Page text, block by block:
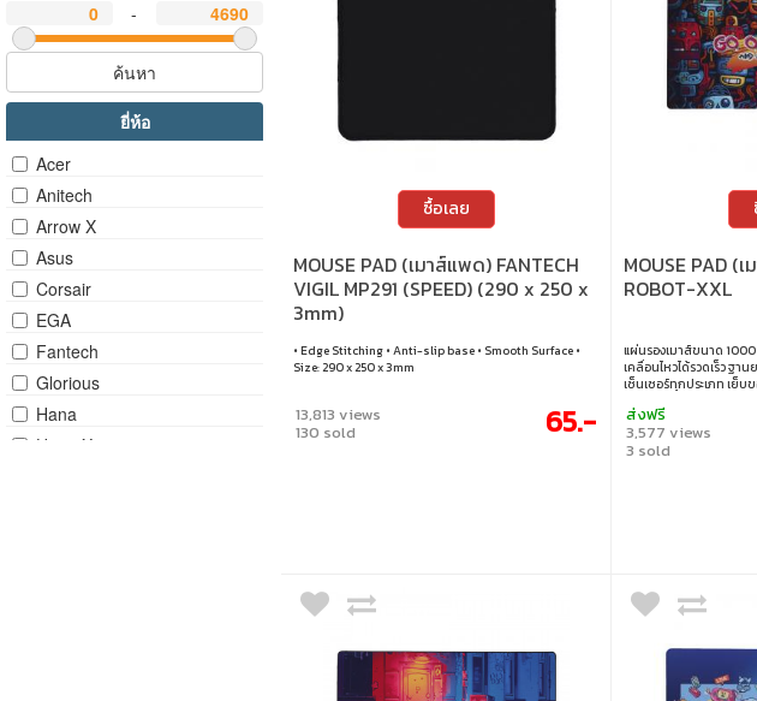
-
ค้นหา
ยี่ห้อ
Acer
Anitech
Arrow X
Asus
Corsair
EGA
Fantech
Glorious
Hana
HyperX
ซื้อเลย
MOUSE PAD (เมาส์แพด) FANTECH
VIGIL MP291 (SPEED) (290 x 250 x
3mm)
• Edge Stitching • Anti-slip base • Smooth Surface •
Size: 290 x 250 x 3mm
13,813 views
130 sold 65.-
MOUSE PAD (
ROBOT-XXL
แผ่นรองเมาส์ขนาด
เคลื่อนไหวได้รวดเร็ว ฐา
เซ็นเซอร์ทุกประเภท เย็บ
ส่งฟรี
3,577 views
3 sold